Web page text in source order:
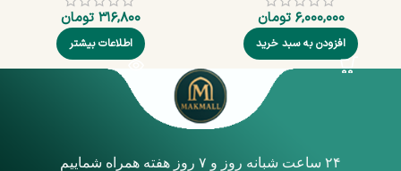
۶,۰۰۰,۰۰۰ تومان
افزودن به سبد خرید
۳۱۶,۸۰۰ تومان
اطلاعات بیشتر
۲۴ ساعت شبانه روز و ۷ روز هفته همراه شماییم